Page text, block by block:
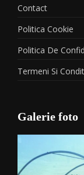
Contact
Politica Cookie
Politica De
Termeni Si
Galerie foto